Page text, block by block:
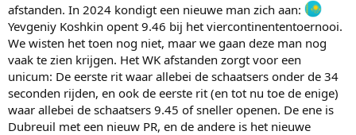
afstanden. In 2024 kondigt een nieuwe man zich aan:
Yevgeniy Koshkin opent 9.46 bij het viercontinententoernooi.
We wisten het toen nog niet, maar we gaan deze man nog
vaak te zien krijgen. Het WK afstanden zorgt voor een
unicum: De eerste rit waar allebei de schaatsers onder de 34
seconden rijden, en ook de eerste rit (en tot nu toe de enige)
waar allebei de schaatsers 9.45 of sneller openen. De ene is
Dubreuil met een nieuw PR, en de andere is het nieuwe